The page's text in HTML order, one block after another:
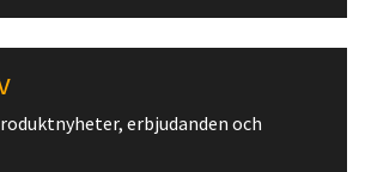
erbjudanden och